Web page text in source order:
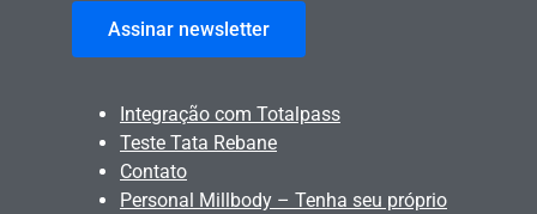
Assinar newsletter
Integração com Totalpass
Teste Tata Rebane
Contato
Personal Millbody – Tenha seu próprio